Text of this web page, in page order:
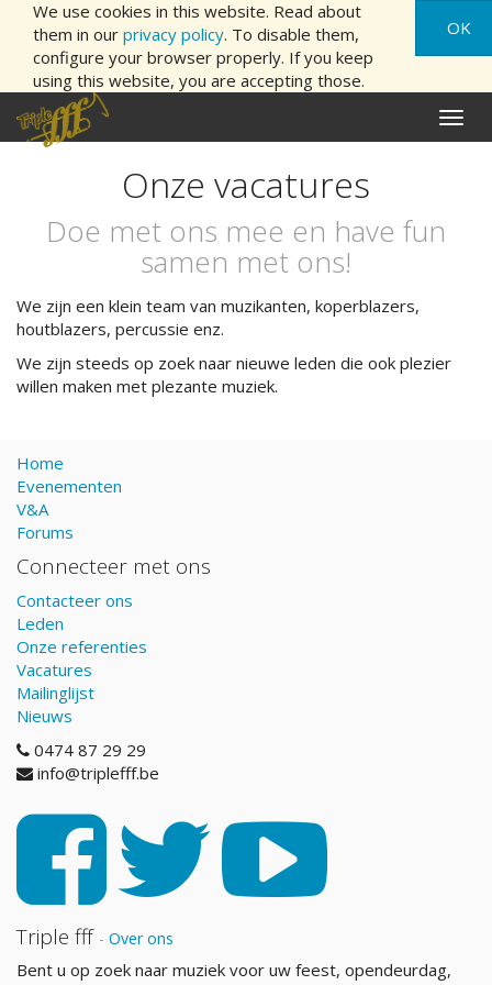
We use cookies in this website. Read about
them in our privacy policy. To disable them,
configure your browser properly. If you keep
using this website, you are accepting those.
OK
aan/
Onze vacatures
Doe met ons mee en have fun
samen met ons!
We zijn een klein team van muzikanten, koperblazers,
houtblazers, percussie enz.
We zijn steeds op zoek naar nieuwe leden die ook plezier
willen maken met plezante muziek.
Home
Evenementen
V&A
Forums
Connecteer met ons
Contacteer ons
Leden
Onze referenties
Vacatures
Mailinglijst
Nieuws
0474 87 29 29
info@triplefff.be
Triple fff - Over ons
Bent u op zoek naar muziek voor uw feest, opendeurdag,